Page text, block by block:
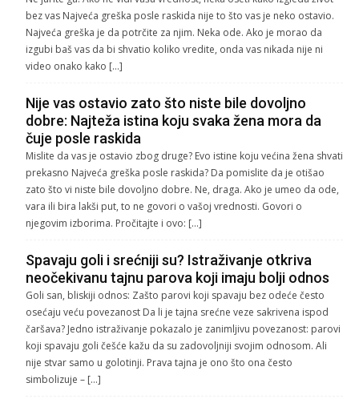
bez vas Najveća greška posle raskida nije to što vas je neko ostavio.
Najveća greška je da potrčite za njim. Neka ode. Ako je morao da
izgubi baš vas da bi shvatio koliko vredite, onda vas nikada nije ni
video onako kako […]
Nije vas ostavio zato što niste bile dovoljno
dobre: Najteža istina koju svaka žena mora da
čuje posle raskida
Mislite da vas je ostavio zbog druge? Evo istine koju većina žena shvati
prekasno Najveća greška posle raskida? Da pomislite da je otišao
zato što vi niste bile dovoljno dobre. Ne, draga. Ako je umeo da ode,
vara ili bira lakši put, to ne govori o vašoj vrednosti. Govori o
njegovim izborima. Pročitajte i ovo: […]
Spavaju goli i srećniji su? Istraživanje otkriva
neočekivanu tajnu parova koji imaju bolji odnos
Goli san, bliskiji odnos: Zašto parovi koji spavaju bez odeće često
osećaju veću povezanost Da li je tajna srećne veze sakrivena ispod
čaršava? Jedno istraživanje pokazalo je zanimljivu povezanost: parovi
koji spavaju goli češće kažu da su zadovoljniji svojim odnosom. Ali
nije stvar samo u golotinji. Prava tajna je ono što ona često
simbolizuje – […]